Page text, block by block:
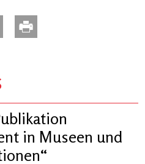
in Museen und